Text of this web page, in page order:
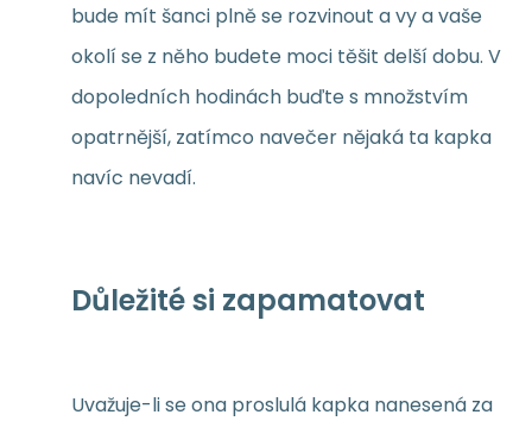
bude mít šanci plně se rozvinout a vy a vaše
okolí se z něho budete moci těšit delší dobu. V
dopoledních hodinách buďte s množstvím
opatrnější, zatímco navečer nějaká ta kapka
navíc nevadí.
Důležité si zapamatovat
Uvažuje-li se ona proslulá kapka nanesená za